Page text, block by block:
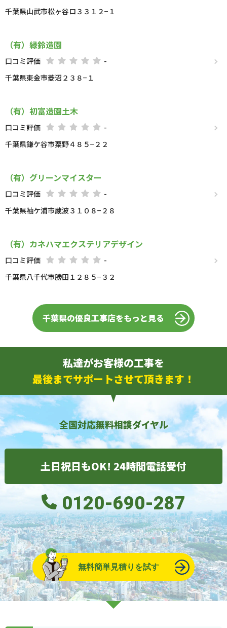
千葉県山武市松ヶ谷ロ３３１２−１
（有）緑鈴造園
口コミ評価
-
千葉県東金市菱沼２３８−１
（有）初富造園土木
口コミ評価
-
千葉県鎌ケ谷市粟野４８５−２２
（有）グリーンマイスター
口コミ評価
-
千葉県袖ケ浦市蔵波３１０８−２８
（有）カネハマエクステリアデザイン
口コミ評価
-
千葉県八千代市勝田１２８５−３２
千葉県の優良工事店をもっと見る
私達がお客様の工事を
最後までサポートさせて頂きます！
全国対応無料相談ダイヤル
土日祝日もOK! 24時間電話受付
0120-690-287
無料簡単見積りを試す